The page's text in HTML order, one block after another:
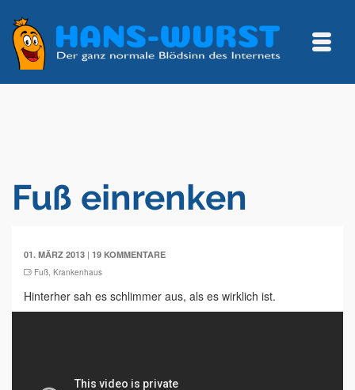
Fuß einrenken
01. MÄRZ 2013 | 19 KOMMENTARE
Fuß, Krankenhaus
Hinterher sah es schlimmer aus, als es wirklich ist.